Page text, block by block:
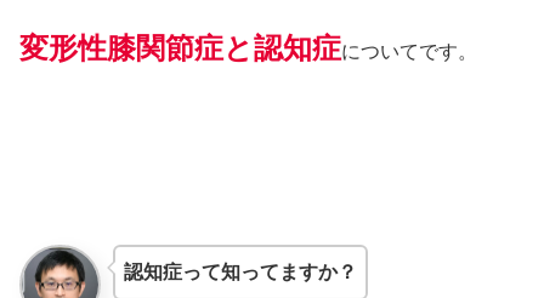
変形性膝関節症と認知症についてです。
認知症って知ってますか？